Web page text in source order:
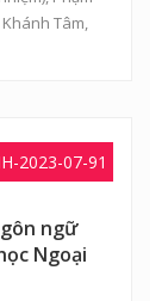
Tâm,
2023-07-91
ngữ
Ngoại